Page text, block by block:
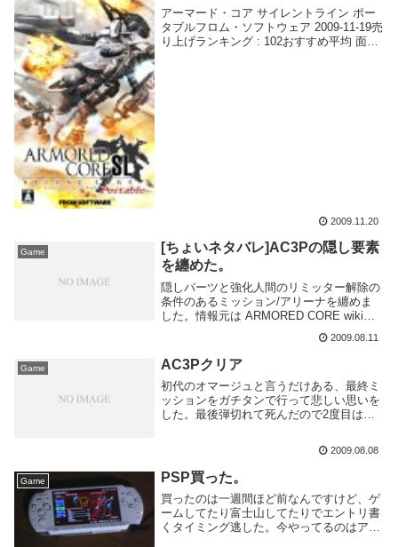
アーマード・コア サイレントライン ポー
タブルフロム・ソフトウェア 2009-11-19売
り上げランキング : 102おすすめ平均 面白
2009.11.20
Game
[ちょいネタバレ]AC3Pの隠し要素
を纏めた。
隠しパーツと強化人間のリミッター解除の
条件のあるミッション/アリーナを纏めま
した。情報元は ARMORED CORE wikiミ
KING―スピードキング― 3Pからの追加パ
ーツ、"MHD-RE/...
2009.08.11
Game AC3Pクリア
初代のオマージュと言うだけある、最終ミ
ッションをガチタンで行って悲しい思いを
した。最後弾切れて死んだので2度目は重
したら余裕でした。ダブルトリガー美味し
いです。後はミッション全部クリアするぐ
らいか...
2009.08.08
Game PSP買った。
買ったのは一週間ほど前なんですけど、ゲ
ームしてたり富士山してたりでエントリ書
くタイミング逃した。今やってるのはアー